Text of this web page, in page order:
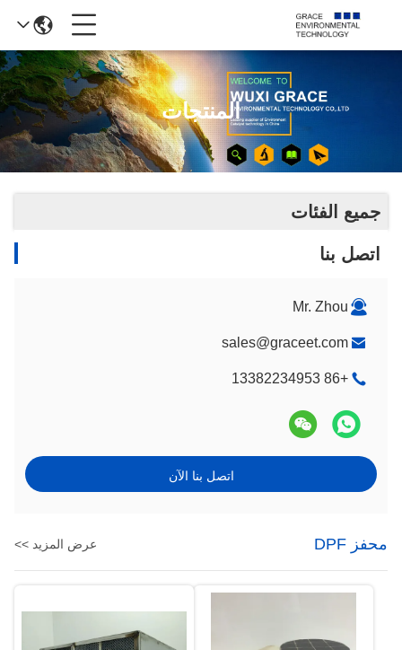
المنتجات
جميع الفئات
اتصل بنا
Mr. Zhou
sales@graceet.com
+86 13382234953
اتصل بنا الآن
محفز DPF عرض المزيد >>